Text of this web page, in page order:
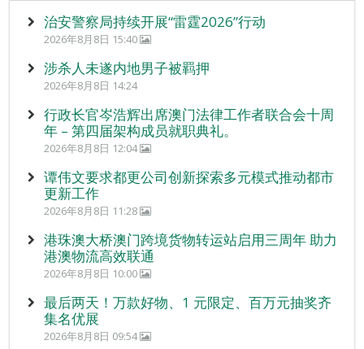
治安警察局持续开展“雷霆2026”行动
2026年8月8日 15:40
涉杀人未遂内地男子被羁押
2026年8月8日 14:24
行政长官岑浩辉出席澳门法律工作者联合会十周
年 – 第四届架构成员就职典礼。
2026年8月8日 12:04
谭伟文要求都更公司创新探索多元模式推动都市
更新工作
2026年8月8日 11:28
港珠澳大桥澳门跨境货物转运站启用三周年 助力
港澳物流高效联通
2026年8月8日 10:00
最后两天！万款好物、1 元限定、百万元抽奖齐
集名优展
2026年8月8日 09:54